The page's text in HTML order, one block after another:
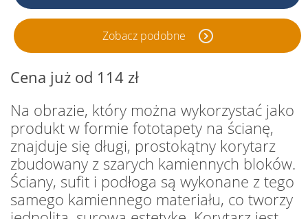
Zobacz podobne
Cena już od 114 zł
Na obrazie, który można wykorzystać jako
produkt w formie fototapety na ścianę,
znajduje się długi, prostokątny korytarz
zbudowany z szarych kamiennych bloków.
Ściany, sufit i podłoga są wykonane z tego
samego kamiennego materiału, co tworzy